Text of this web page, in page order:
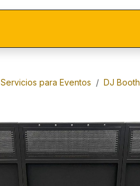
Servicios para Eventos DJ Booth